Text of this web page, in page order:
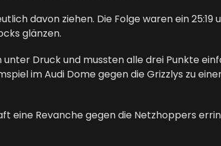
davon ziehen. Die Folge waren ein 25:19
glänzen.
Druck und mussten alle drei Punkte
im Audi Dome gegen die Grizzlys zu
eine Revanche gegen die Netzhoppers